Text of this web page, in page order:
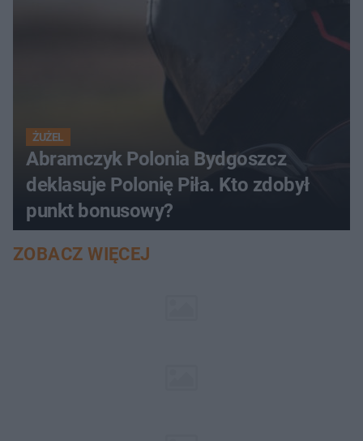
ŻUŻEL
Abramczyk Polonia Bydgoszcz
deklasuje Polonię Piła. Kto zdobył
punkt bonusowy?
ZOBACZ WIĘCEJ